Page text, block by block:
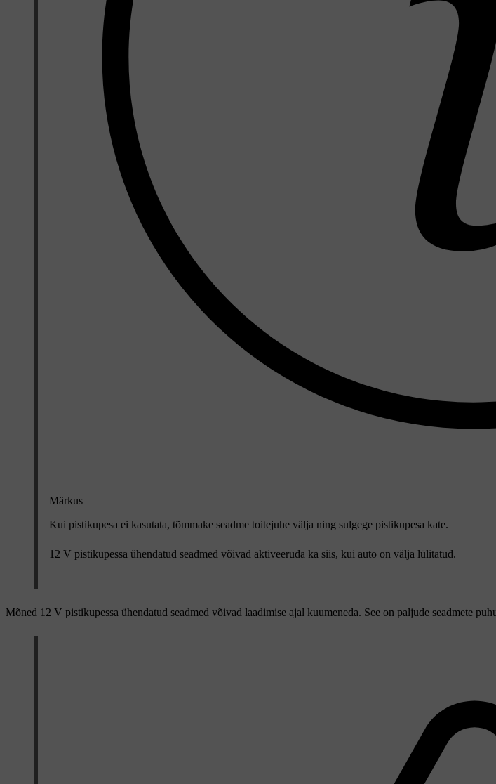
Märkus
Kui pistikupesa ei kasutata, tõmmake seadme toitejuhe välja ning sulgege pistikupesa kate.
12 V pistikupessa ühendatud seadmed võivad aktiveeruda ka siis, kui auto on välja lülitatud.
Mõned 12 V pistikupessa ühendatud seadmed võivad laadimise ajal kuumeneda. See on paljude seadmete